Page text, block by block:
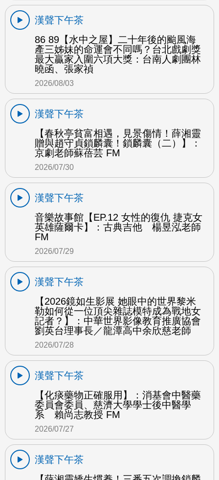
漢聲下午茶
86 89【水中之屋】二十年後的颱風海
產三姊妹的命運會不同嗎？台北戲劇獎
最大贏家入圍六項大獎：台南人劇團林
曉函、張家禎
2026/08/03
漢聲下午茶
【春秋亭貧富相遇，見景傷情！薛湘靈
贈與趙守貞鎖麟囊！鎖麟囊（二）】：
京劇老師蘇蓓芸 FM
2026/07/30
漢聲下午茶
音樂故事館【EP.12 女性的復仇 捷克女
英雄薩爾卡】：古典吉他 楊昱泓老師
FM
2026/07/29
漢聲下午茶
【2026鏡如生影展 她眼中的世界黎米
勒如何從一位頂尖雜誌模特成為戰地女
記者？】：中華世界影像教育推廣協會
劉英台理事長／龍潭高中余欣慈老師
2026/07/28
漢聲下午茶
【化痰藥物正確服用】：消基會中醫藥
委員會委員、慈濟大學學士後中醫學
系 賴尚志教授 FM
2026/07/27
漢聲下午茶